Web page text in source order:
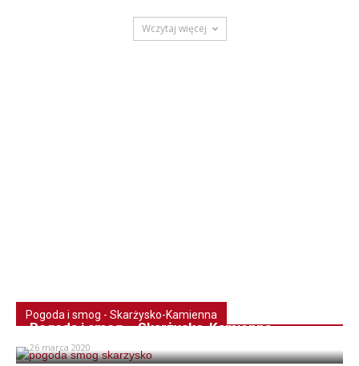
Wczytaj więcej
Pogoda i smog - Skarżysko-Kamienna
Pogoda i smog – Skarżysko-Kamienna
26 marca 2020